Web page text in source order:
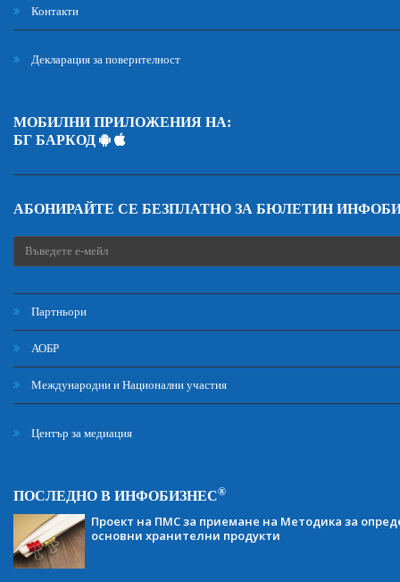
Контакти
Декларация за поверителност
МОБИЛНИ ПРИЛОЖЕНИЯ НА:
БГ БАРКОД
АБОНИРАЙТЕ СЕ БЕЗПЛАТНО ЗА БЮЛЕТИН
Партньори
АОБР
Международни и Национални участия
Център за медиация
ПОСЛЕДНО В ИНФОБИЗНЕС®
Проект на ПМС за приемане на Методика за
основни хранителни продукти